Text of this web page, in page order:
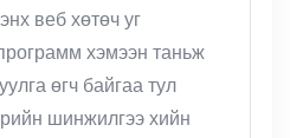
веб хөтөч уг
хэмээн таньж
өгч байгаа тул
шинжилгээ хийн